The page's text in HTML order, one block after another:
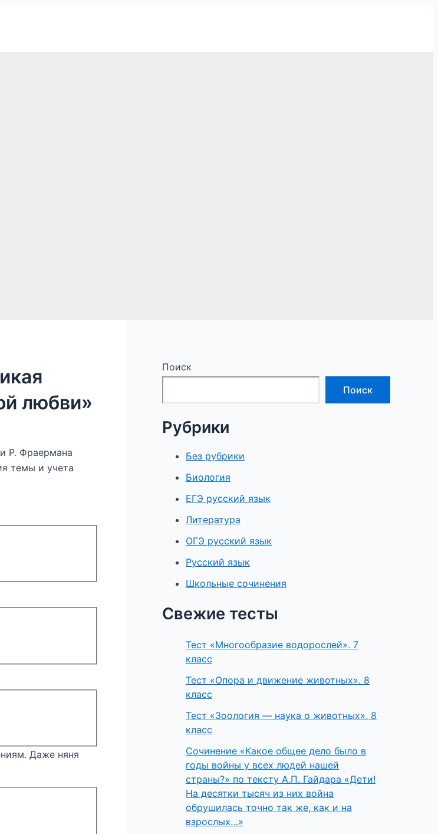
любви»
Р. Фраермана
темы и учета
Даже няня
Поиск
Поиск
Рубрики
Без рубрики
Биология
ЕГЭ русский язык
Литература
ОГЭ русский язык
Русский язык
Школьные сочинения
Свежие тесты
Тест «Многообразие водорослей». 7
класс
Тест «Опора и движение животных». 8
класс
Тест «Зоология — наука о животных». 8
класс
Сочинение «Какое общее дело было в
годы войны у всех людей нашей
страны?» по тексту А.П. Гайдара «Дети!
На десятки тысяч из них война
обрушилась точно так же, как и на
взрослых…»